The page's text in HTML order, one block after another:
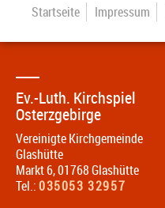
Startseite Impressum
Ev.-Luth. Kirchspiel
Osterzgebirge
Vereinigte Kirchgemeinde
Glashütte
Markt 6,01768Glashütte
Tel.:035053 32957